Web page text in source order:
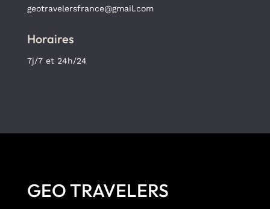
geotravelersfrance@gmail.com
Horaires
7j/7 et 24h/24
GEO TRAVELERS